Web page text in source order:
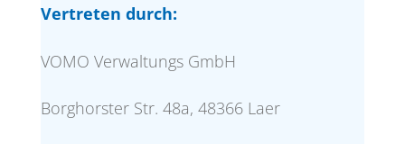
Vertreten durch:
VOMO Verwaltungs GmbH
Borghorster Str. 48a, 48366 Laer